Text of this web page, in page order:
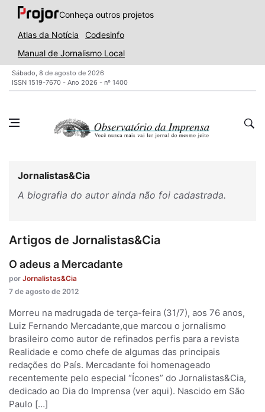
Conheça outros projetos
Atlas da Notícia
Codesinfo
Manual de Jornalismo Local
Sábado, 8 de agosto de 2026
ISSN 1519-7670 - Ano 2026 - nº 1400
Jornalistas&Cia
A biografia do autor ainda não foi cadastrada.
Artigos de Jornalistas&Cia
O adeus a Mercadante
por Jornalistas&Cia
7 de agosto de 2012
Morreu na madrugada de terça-feira (31/7), aos 76 anos,
Luiz Fernando Mercadante,que marcou o jornalismo
brasileiro como autor de refinados perfis para a revista
Realidade e como chefe de algumas das principais
redações do País. Mercadante foi homenageado
recentemente pelo especial “Ícones” do Jornalistas&Cia,
dedicado ao Dia do Imprensa (ver aqui). Nascido em São
Paulo […]